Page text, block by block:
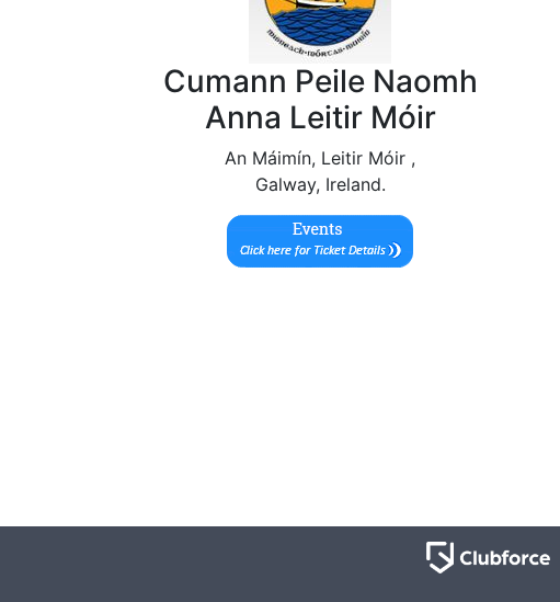
Cumann Peile Naomh
Anna Leitir Móir
An Máimín, Leitir Móir ,
Galway, Ireland.